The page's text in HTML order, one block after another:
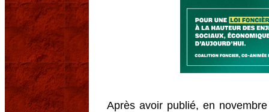
Après avoir publié, en